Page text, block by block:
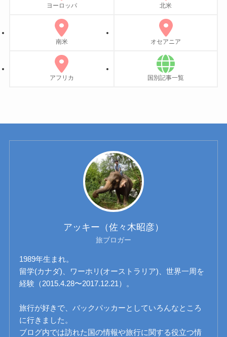
ヨーロッパ 北米
南米 オセアニア
アフリカ 国別記事一覧
アッキー（佐々木昭彦）
旅ブロガー
1989年生まれ。
留学(カナダ)、ワーホリ(オーストラリア)、世界一周を
経験（2015.4.28〜2017.12.21）。
旅行が好きで、バックパッカーとしていろんなところ
に行きました。
ブログ内では訪れた国の情報や旅行に関する役立つ情